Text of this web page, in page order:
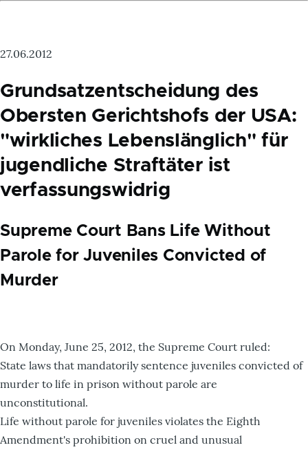
27.06.2012
Grundsatzentscheidung des
Obersten Gerichtshofs der USA:
"wirkliches Lebenslänglich" für
jugendliche Straftäter ist
verfassungswidrig
Supreme Court Bans Life Without
Parole for Juveniles Convicted of
Murder
On Monday, June 25, 2012, the Supreme Court ruled:
State laws that mandatorily sentence juveniles convicted of
murder to life in prison without parole are
unconstitutional.
Life without parole for juveniles violates the Eighth
Amendment's prohibition on cruel and unusual